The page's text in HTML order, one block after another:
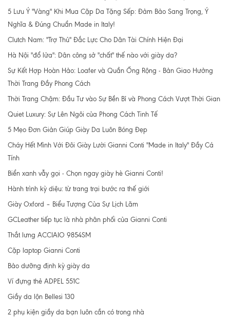
5 Lưu Ý "Vàng" Khi Mua Cặp Da Tặng Sếp: Đảm Bảo Sang Trọng, Ý
Nghĩa & Đúng Chuẩn Made in Italy!
Clutch Nam: "Trợ Thủ" Đắc Lực Cho Dân Tài Chính Hiện Đại
Hà Nội "đổ lửa": Dân công sở "chất" thế nào với giày da?
Sự Kết Hợp Hoàn Hảo: Loafer và Quần Ống Rộng - Bản Giao Hưởng
Thời Trang Đầy Phong Cách
Thời Trang Chậm: Đầu Tư vào Sự Bền Bỉ và Phong Cách Vượt Thời Gian
Quiet Luxury: Sự Lên Ngôi của Phong Cách Tinh Tế
5 Mẹo Đơn Giản Giúp Giày Da Luôn Bóng Đẹp
Cháy Hết Mình Với Đôi Giày Lười Gianni Conti "Made in Italy" Đầy Cá
Tính
Biển xanh vẫy gọi - Chọn ngay giày hè Gianni Conti!
Hành trình kỳ diệu: từ trang trại bước ra thế giới
Giày Oxford – Biểu Tượng Của Sự Lịch Lãm
GCLeather tiếp tục là nhà phân phối của Gianni Conti
Thắt lưng ACCIAIO 9854SM
Cặp laptop Gianni Conti
Bảo dưỡng định kỳ giày da
Ví đựng thẻ ADPEL 551C
Giầy da lộn Bellesi 130
2 phụ kiện giầy da bạn luôn cần có trong nhà